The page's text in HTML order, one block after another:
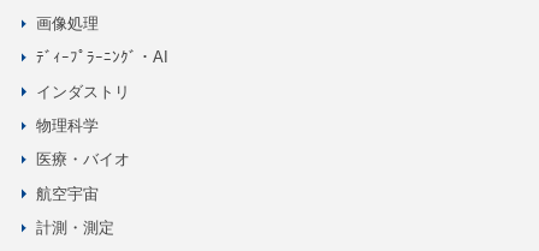
画像処理
ﾃﾞｨｰﾌﾟﾗｰﾆﾝｸﾞ・AI
インダストリ
物理科学
医療・バイオ
航空宇宙
計測・測定